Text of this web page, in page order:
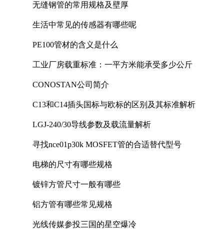
无缝钢管的常用规格及壁厚
生活中常见的传感器有哪些呢
PE100管材的含义是什么
工业厂房载重标准：一平方米能承受多少公斤
CONOSTAN公司简介
C13和C14插头国标与欧标的区别及其标准解析
LGJ-240/30导线参数及载流量解析
寻找nce01p30k MOSFET管的合适替代型号
电梯的尺寸有哪些规格
镀锌方管尺寸一般有哪些
铝方管有哪些常见规格
光线传媒参投三国的星空爆冷